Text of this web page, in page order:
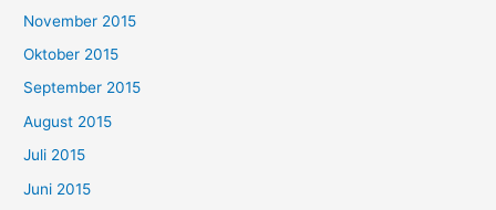
November 2015
Oktober 2015
September 2015
August 2015
Juli 2015
Juni 2015